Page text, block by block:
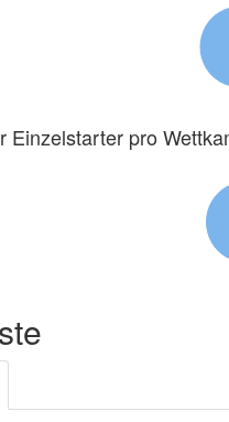
Einzelstarter pro